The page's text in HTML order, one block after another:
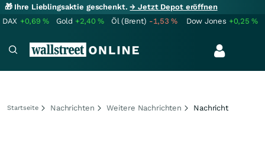
🎁 Ihre Lieblingsaktie geschenkt.→ Jetzt Depot eröffnen
DAX +0,69% Gold +2,40% Öl (Brent) -1,53% Dow Jones +0,25%
Startseite Nachrichten Weitere Nachrichten Nachricht